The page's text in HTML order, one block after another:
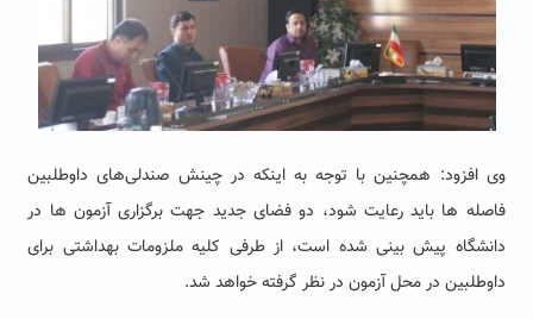
وی افزود: همچنین با توجه به اینکه در چینش صندلی‌های داوطلبین
فاصله ها باید رعایت شود، دو فضای جدید جهت برگزاری آزمون ها در
دانشگاه پیش بینی شده است، از طرفی کلیه ملزومات بهداشتی برای
داوطلبین در محل آزمون در نظر گرفته خواهد شد.